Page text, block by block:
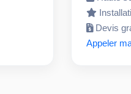
Devis
Appeler